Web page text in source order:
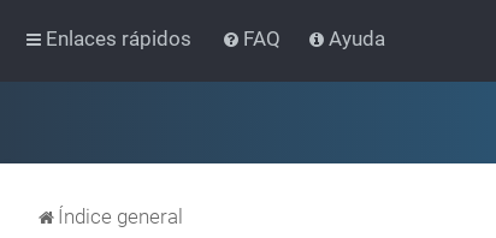
Enlaces rápidos FAQ Ayuda
Índice general